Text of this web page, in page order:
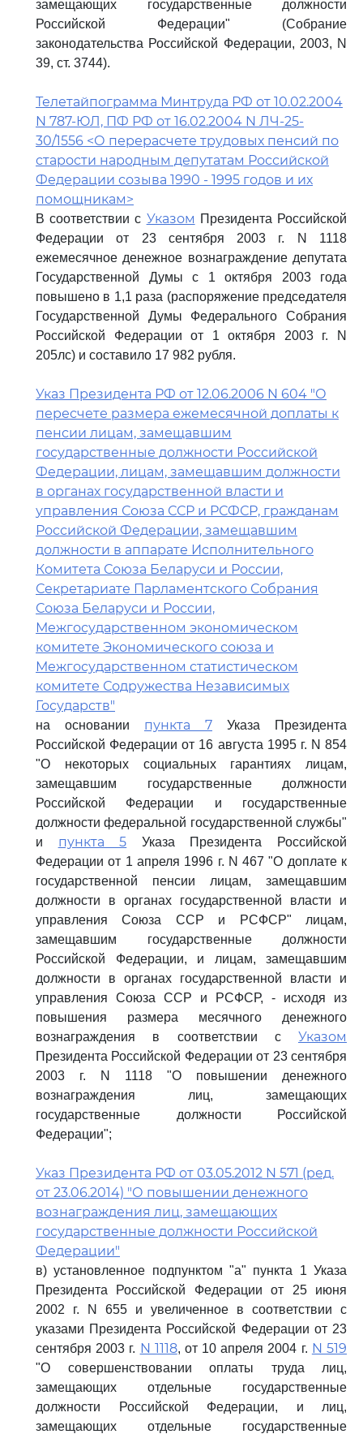
замещающих государственные должности
Российской Федерации" (Собрание
законодательства Российской Федерации, 2003, N
39, ст. 3744).
Телетайпограмма Минтруда РФ от 10.02.2004
N 787-ЮЛ, ПФ РФ от 16.02.2004 N ЛЧ-25-
30/1556 <О перерасчете трудовых пенсий по
старости народным депутатам Российской
Федерации созыва 1990 - 1995 годов и их
помощникам>
В соответствии с Указом Президента Российской
Федерации от 23 сентября 2003 г. N 1118
ежемесячное денежное вознаграждение депутата
Государственной Думы с 1 октября 2003 года
повышено в 1,1 раза (распоряжение председателя
Государственной Думы Федерального Собрания
Российской Федерации от 1 октября 2003 г. N
205лс) и составило 17 982 рубля.
Указ Президента РФ от 12.06.2006 N 604 "О
пересчете размера ежемесячной доплаты к
пенсии лицам, замещавшим
государственные должности Российской
Федерации, лицам, замещавшим должности
в органах государственной власти и
управления Союза ССР и РСФСР, гражданам
Российской Федерации, замещавшим
должности в аппарате Исполнительного
Комитета Союза Беларуси и России,
Секретариате Парламентского Собрания
Союза Беларуси и России,
Межгосударственном экономическом
комитете Экономического союза и
Межгосударственном статистическом
комитете Содружества Независимых
Государств"
на основании пункта 7 Указа Президента
Российской Федерации от 16 августа 1995 г. N 854
"О некоторых социальных гарантиях лицам,
замещавшим государственные должности
Российской Федерации и государственные
должности федеральной государственной службы"
и пункта 5 Указа Президента Российской
Федерации от 1 апреля 1996 г. N 467 "О доплате к
государственной пенсии лицам, замещавшим
должности в органах государственной власти и
управления Союза ССР и РСФСР" лицам,
замещавшим государственные должности
Российской Федерации, и лицам, замещавшим
должности в органах государственной власти и
управления Союза ССР и РСФСР, - исходя из
повышения размера месячного денежного
вознаграждения в соответствии с Указом
Президента Российской Федерации от 23 сентября
2003 г. N 1118 "О повышении денежного
вознаграждения лиц, замещающих
государственные должности Российской
Федерации";
Указ Президента РФ от 03.05.2012 N 571 (ред.
от 23.06.2014) "О повышении денежного
вознаграждения лиц, замещающих
государственные должности Российской
Федерации"
в) установленное подпунктом "а" пункта 1 Указа
Президента Российской Федерации от 25 июня
2002 г. N 655 и увеличенное в соответствии с
указами Президента Российской Федерации от 23
сентября 2003 г. N 1118, от 10 апреля 2004 г. N 519
"О совершенствовании оплаты труда лиц,
замещающих отдельные государственные
должности Российской Федерации, и лиц,
замещающих отдельные государственные